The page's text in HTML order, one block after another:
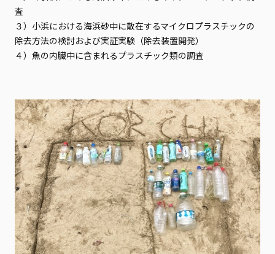
査
３）小浜における海浜砂中に散在するマイクロプラスチックの
除去方法の検討および実証実験（除去装置開発）
４）魚の内臓中に含まれるプラスチック類の調査